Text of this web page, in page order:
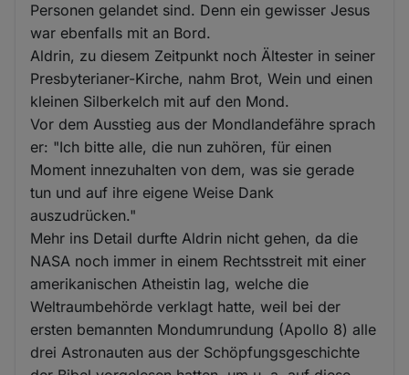
Personen gelandet sind. Denn ein gewisser Jesus
war ebenfalls mit an Bord.
Aldrin, zu diesem Zeitpunkt noch Ältester in seiner
Presbyterianer-Kirche, nahm Brot, Wein und einen
kleinen Silberkelch mit auf den Mond.
Vor dem Ausstieg aus der Mondlandefähre sprach
er: "Ich bitte alle, die nun zuhören, für einen
Moment innezuhalten von dem, was sie gerade
tun und auf ihre eigene Weise Dank
auszudrücken."
Mehr ins Detail durfte Aldrin nicht gehen, da die
NASA noch immer in einem Rechtsstreit mit einer
amerikanischen Atheistin lag, welche die
Weltraumbehörde verklagt hatte, weil bei der
ersten bemannten Mondumrundung (Apollo 8) alle
drei Astronauten aus der Schöpfungsgeschichte